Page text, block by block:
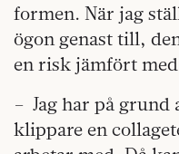
formen. När jag
ögon genast till,
en risk jämfört
– Jag har på grund
klippare en